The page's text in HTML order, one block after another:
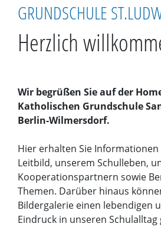
GRUNDSCHULE
Herzlich
Wir begrüßen Sie auf der
Katholischen Grundschule
Berlin-Wilmersdorf.
Hier erhalten Sie Informationen
Leitbild, unserem Schulleben,
Kooperationspartnern sowie
Themen. Darüber hinaus
Bildergalerie einen lebendigen
Eindruck in unseren Schulalltag